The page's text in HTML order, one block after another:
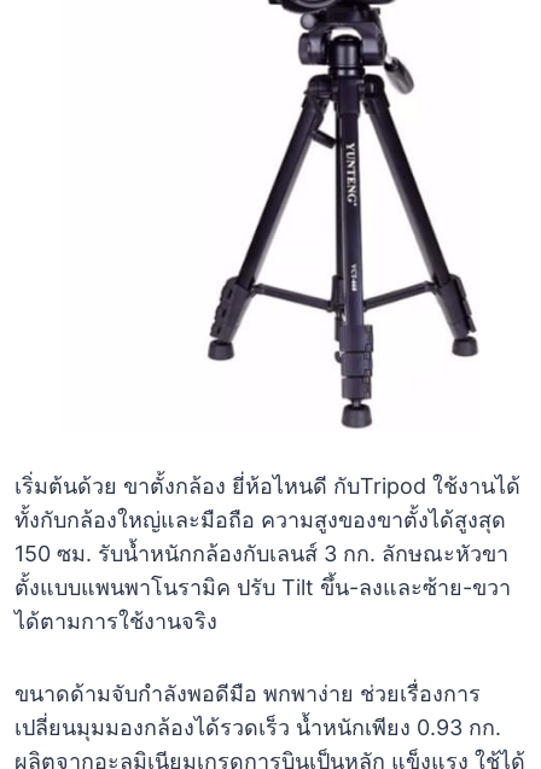
เริ่มต้นด้วย ขาตั้งกล้อง ยี่ห้อไหนดี กับTripod ใช้งานได้
ทั้งกับกล้องใหญ่และมือถือ ความสูงของขาตั้งได้สูงสุด
150 ซม. รับน้ำหนักกล้องกับเลนส์ 3 กก. ลักษณะหัวขา
ตั้งแบบแพนพาโนรามิค ปรับ Tilt ขึ้น-ลงและซ้าย-ขวา
ได้ตามการใช้งานจริง
ขนาดด้ามจับกำลังพอดีมือ พกพาง่าย ช่วยเรื่องการ
เปลี่ยนมุมมองกล้องได้รวดเร็ว น้ำหนักเพียง 0.93 กก.
ผลิตจากอะลูมิเนียมเกรดการบินเป็นหลัก แข็งแรง ใช้ได้